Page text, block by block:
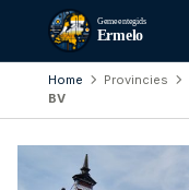
Gemeentegids
Ermelo
Home Provincies
BV